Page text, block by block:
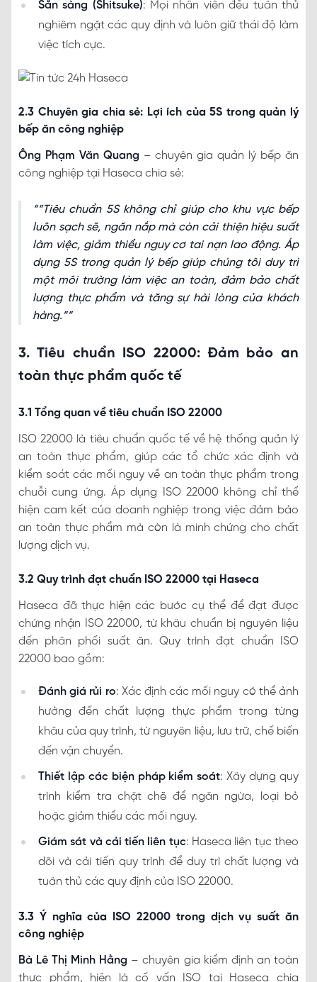
Sẵn sàng (Shitsuke): Mọi nhân viên đều tuân thủ
nghiêm ngặt các quy định và luôn giữ thái độ làm
việc tích cực.
2.3 Chuyên gia chia sẻ: Lợi ích của 5S trong quản lý
bếp ăn công nghiệp
Ông Phạm Văn Quang – chuyên gia quản lý bếp ăn
công nghiệp tại Haseca chia sẻ:
“Tiêu chuẩn 5S không chỉ giúp cho khu vực bếp
luôn sạch sẽ, ngăn nắp mà còn cải thiện hiệu suất
làm việc, giảm thiểu nguy cơ tai nạn lao động. Áp
dụng 5S trong quản lý bếp giúp chúng tôi duy trì
một môi trường làm việc an toàn, đảm bảo chất
lượng thực phẩm và tăng sự hài lòng của khách
hàng.”
3. Tiêu chuẩn ISO 22000: Đảm bảo an
toàn thực phẩm quốc tế
3.1 Tổng quan về tiêu chuẩn ISO 22000
ISO 22000 là tiêu chuẩn quốc tế về hệ thống quản lý
an toàn thực phẩm, giúp các tổ chức xác định và
kiểm soát các mối nguy về an toàn thực phẩm trong
chuỗi cung ứng. Áp dụng ISO 22000 không chỉ thể
hiện cam kết của doanh nghiệp trong việc đảm bảo
an toàn thực phẩm mà còn là minh chứng cho chất
lượng dịch vụ.
3.2 Quy trình đạt chuẩn ISO 22000 tại Haseca
Haseca đã thực hiện các bước cụ thể để đạt được
chứng nhận ISO 22000, từ khâu chuẩn bị nguyên liệu
đến phân phối suất ăn. Quy trình đạt chuẩn ISO
22000 bao gồm:
Đánh giá rủi ro: Xác định các mối nguy có thể ảnh
hưởng đến chất lượng thực phẩm trong từng
khâu của quy trình, từ nguyên liệu, lưu trữ, chế biến
đến vận chuyển.
Thiết lập các biện pháp kiểm soát: Xây dựng quy
trình kiểm tra chặt chẽ để ngăn ngừa, loại bỏ
hoặc giảm thiểu các mối nguy.
Giám sát và cải tiến liên tục: Haseca liên tục theo
dõi và cải tiến quy trình để duy trì chất lượng và
tuân thủ các quy định của ISO 22000.
3.3 Ý nghĩa của ISO 22000 trong dịch vụ suất ăn
công nghiệp
Bà Lê Thị Minh Hằng – chuyên gia kiểm định an toàn
thực phẩm, hiện là cố vấn ISO tại Haseca chia